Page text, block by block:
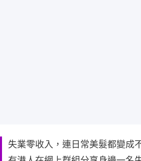
失業零收入，連日常美髮都變成